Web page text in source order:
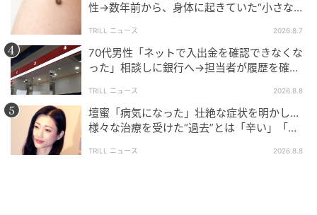
性→数年前から、身体に起きていた“小さな異
TRILL ニュース 2026.8.7
70代男性「ネットで入出金を確認できなくな
った」相談しに銀行へ→担当者が履歴を確認
TRILL ニュース 2026.8.8
壇蜜「病気になった」壮絶な症状を明かし…
様々な治療を受けた“過去”とは「辛い」「苦
TRILL ニュース 2026.8.8